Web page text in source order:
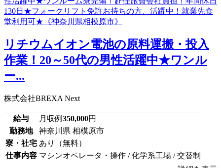
リチウムイオン電池の原料運搬・投入
作業！20～50代の男性活躍中★ワンル
ー...
株式会社BREXA Next
給与 月収例 350,000円
勤務地
神奈川県 相模原市
寮・社宅 あり（無料）
仕事内容 マシンオペレータ・操作 / 化学系工場 / 交替制